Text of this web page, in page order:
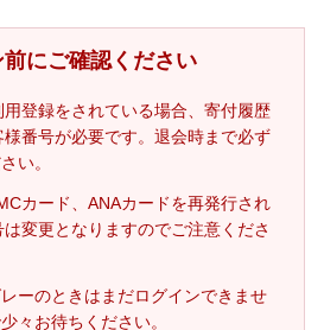
前にご確認ください
登録をされている場合、寄付履歴
番号が必要です。退会時まで必ず
い。
カード、ANAカードを再発行され
変更となりますのでご注意くださ
ーのときはまだログインできませ
々お待ちください。